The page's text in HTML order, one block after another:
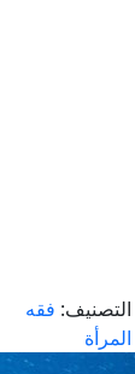
التصنيف: فقه
المرأة